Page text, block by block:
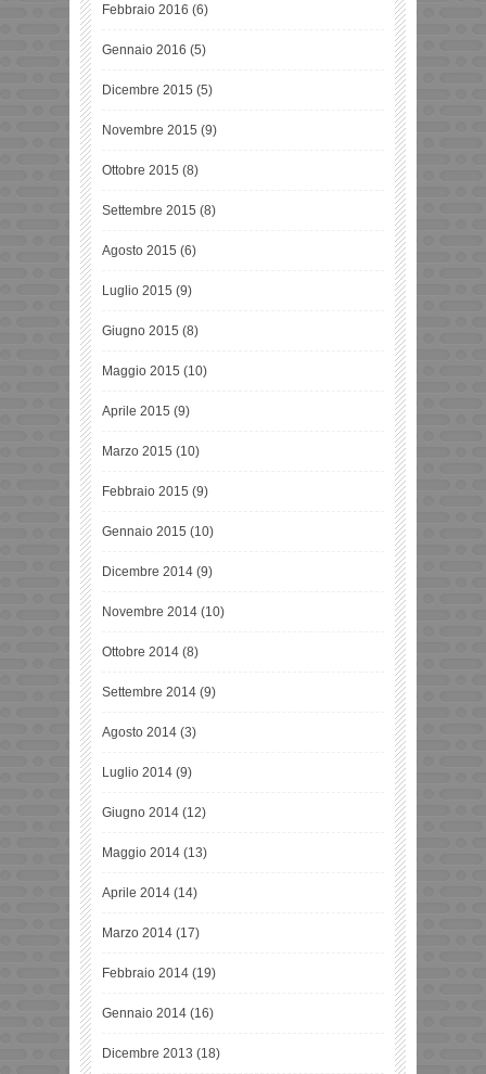
Febbraio 2016 (6)
Gennaio 2016 (5)
Dicembre 2015 (5)
Novembre 2015 (9)
Ottobre 2015 (8)
Settembre 2015 (8)
Agosto 2015 (6)
Luglio 2015 (9)
Giugno 2015 (8)
Maggio 2015 (10)
Aprile 2015 (9)
Marzo 2015 (10)
Febbraio 2015 (9)
Gennaio 2015 (10)
Dicembre 2014 (9)
Novembre 2014 (10)
Ottobre 2014 (8)
Settembre 2014 (9)
Agosto 2014 (3)
Luglio 2014 (9)
Giugno 2014 (12)
Maggio 2014 (13)
Aprile 2014 (14)
Marzo 2014 (17)
Febbraio 2014 (19)
Gennaio 2014 (16)
Dicembre 2013 (18)